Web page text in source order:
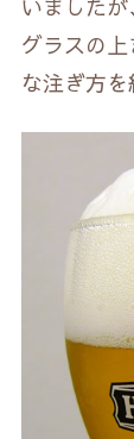
いましたが、
グラスの
な注ぎ方を